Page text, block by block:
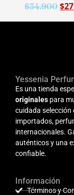
$34.900 $
Yessenia
Es una tienda
originales para
cuidada
importados,
internacionales.
auténticos y una
confiable.
Información
Términos y